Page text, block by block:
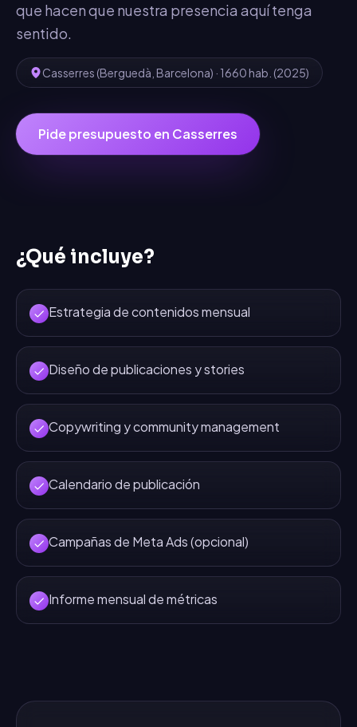
que hacen que nuestra presencia aquí tenga
sentido.
Casserres (Berguedà Barcelona) · 1660hab. (2025)
Pide presupuesto en Casserres
¿Qué incluye?
Estrategia de contenidos mensual
Diseño de publicaciones y stories
Copywriting y community management
Calendario de publicación
Campañas de Meta Ads (opcional)
Informe mensual de métricas